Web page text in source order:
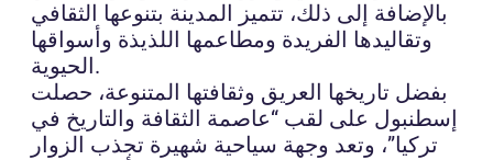
بالإضافة إلى ذلك، تتميز المدينة بتنوعها الثقافي
وتقاليدها الفريدة ومطاعمها اللذيذة وأسواقها
الحيوية.
بفضل تاريخها العريق وثقافتها المتنوعة، حصلت
إسطنبول على لقب “عاصمة الثقافة والتاريخ في
تركيا”، وتعد وجهة سياحية شهيرة تجذب الزوار